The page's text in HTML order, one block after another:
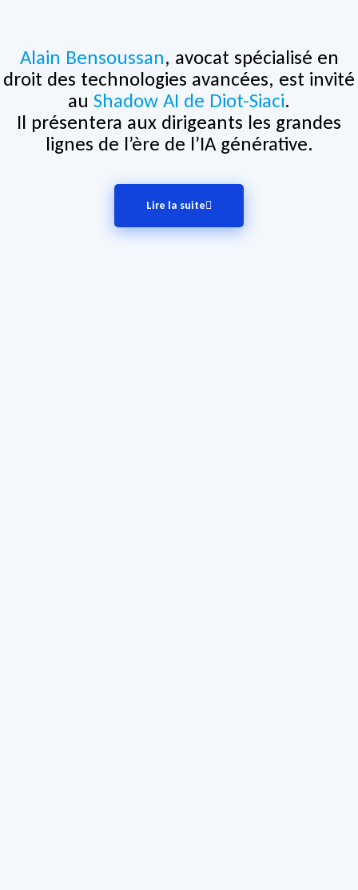
Alain Bensoussan, avocat spécialisé en
droit des technologies avancées, est invité
au Shadow AI de Diot-Siaci.
Il présentera aux dirigeants les grandes
lignes de l’ère de l’IA générative.
Lire la suite